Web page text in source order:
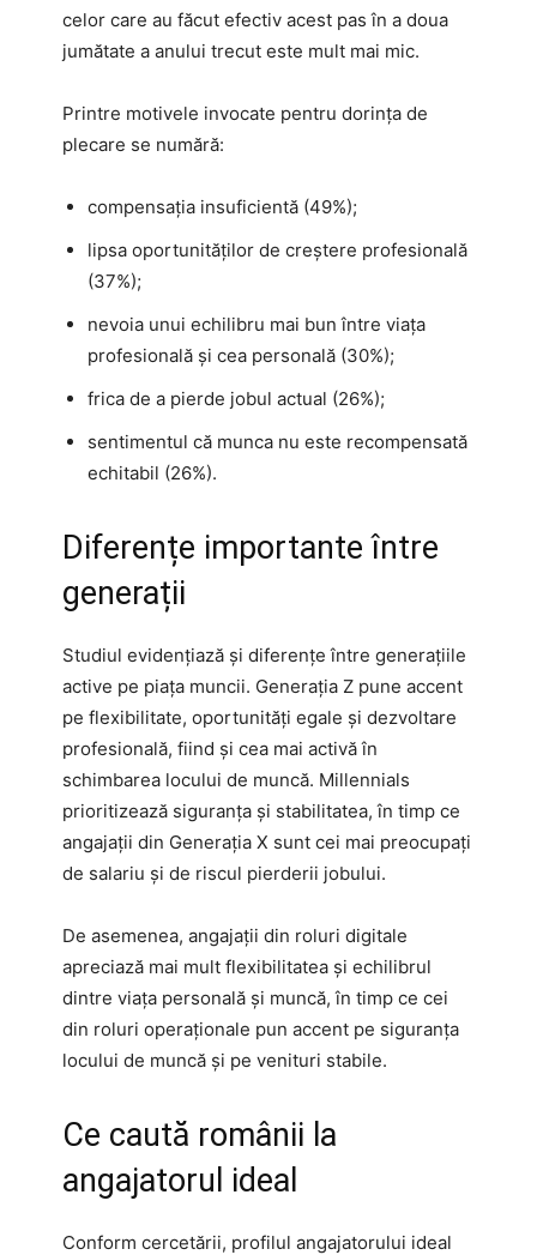
celor care au făcut efectiv acest pas în a doua
jumătate a anului trecut este mult mai mic.
Printre motivele invocate pentru dorința de
plecare se numără:
compensația insuficientă (49%);
lipsa oportunităților de creștere profesională
(37%);
nevoia unui echilibru mai bun între viața
profesională și cea personală (30%);
frica de a pierde jobul actual (26%);
sentimentul că munca nu este recompensată
echitabil (26%).
Diferențe importante între
generații
Studiul evidențiază și diferențe între generațiile
active pe piața muncii. Generația Z pune accent
pe flexibilitate, oportunități egale și dezvoltare
profesională, fiind și cea mai activă în
schimbarea locului de muncă. Millennials
prioritizează siguranța și stabilitatea, în timp ce
angajații din Generația X sunt cei mai preocupați
de salariu și de riscul pierderii jobului.
De asemenea, angajații din roluri digitale
apreciază mai mult flexibilitatea și echilibrul
dintre viața personală și muncă, în timp ce cei
din roluri operaționale pun accent pe siguranța
locului de muncă și pe venituri stabile.
Ce caută românii la
angajatorul ideal
Conform cercetării, profilul angajatorului ideal